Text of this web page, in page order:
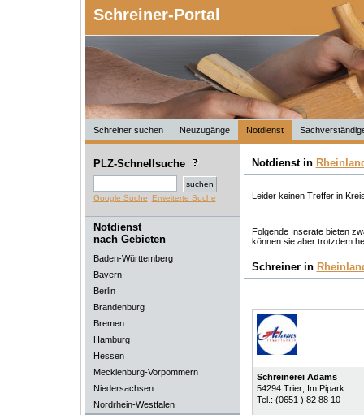
Schreiner-Portal
Schreiner suchen Neuzugänge Notdienst
PLZ-Schnellsuche
Google Suche Erweiterte Suche
Notdienst
nach Gebieten
Baden-Württemberg
Bayern
Berlin
Brandenburg
Bremen
Hamburg
Hessen
Mecklenburg-Vorpommern
Niedersachsen
Nordrhein-Westfalen
Notdienst in
Leider keinen Treffer in
Folgende Inserate bieten
können sie aber trotzdem
Schreiner in
Schreinerei Adams
54294 Trier, Im Pipark
Tel.: (0651 ) 82 88 10